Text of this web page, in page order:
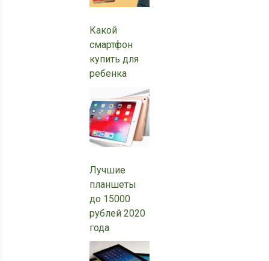
Какой
смартфон
купить для
ребенка
Лучшие
планшеты
до 15000
рублей 2020
года